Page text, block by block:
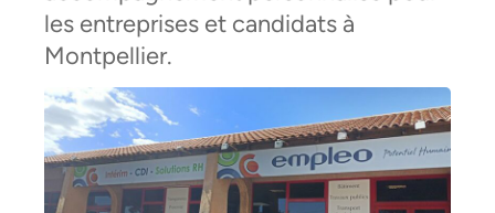
les entreprises et candidats à
Montpellier.